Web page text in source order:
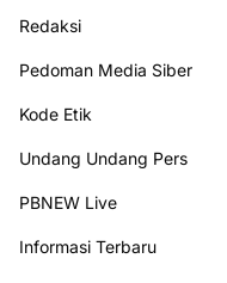
Redaksi
Pedoman Media Siber
Kode Etik
Undang Undang Pers
PBNEW Live
Informasi Terbaru